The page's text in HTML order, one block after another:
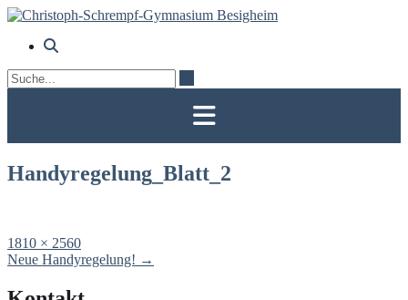
Skip
content
Handyregelung_Blatt_2
Full
size
1810 × 2560
Post
Neue Handyregelung! →